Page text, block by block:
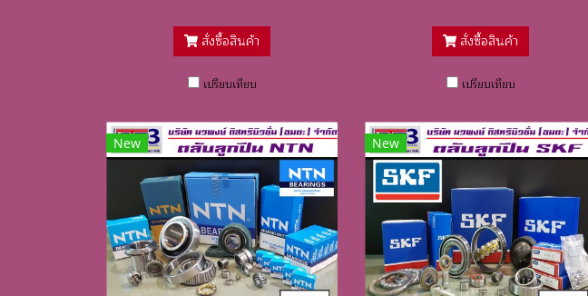
สั่งซื้อสินค้า
เปรียบเทียบ
สั่งซื้อสินค้า
เปรียบเทียบ
New New